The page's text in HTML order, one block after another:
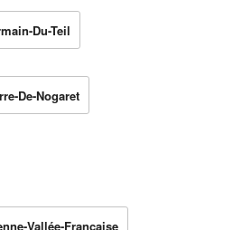
Du-Teil
De-Nogaret
Vallée-Francaise